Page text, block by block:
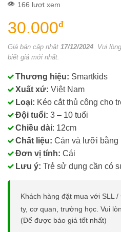
166 lượt xem
30.000đ
Giá bán cập nhật 17/12/2024 . Vui
biết giá mới nhất.
Thương hiệu: Smartkids
Xuất xứ: Việt Nam
Loại: Kéo cắt thủ công cho
Đội tuổi: 3 – 10 tuổi
Chiều dài: 12cm
Chất liệu: Cán và lưỡi bằng
Đơn vị tính: Cái
Lưu ý: Trẻ sử dụng cần có
Khách hàng đặt mua với SLL
ty, cơ quan, trường học. Vui
(Để được báo giá tốt nhất)